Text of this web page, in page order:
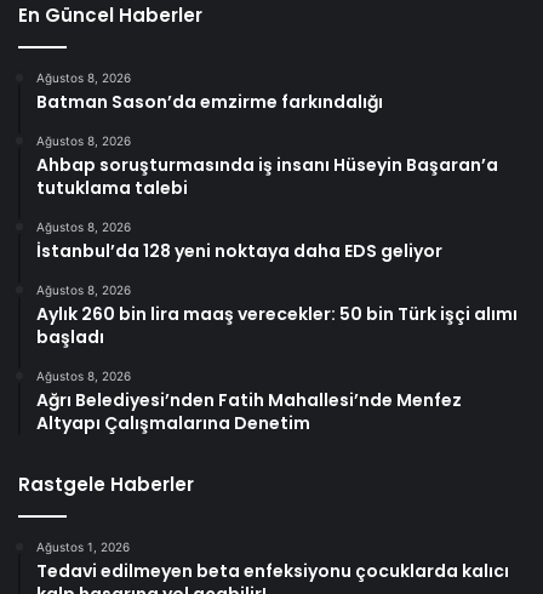
En Güncel Haberler
Ağustos 8, 2026
Batman Sason’da emzirme farkındalığı
Ağustos 8, 2026
Ahbap soruşturmasında iş insanı Hüseyin Başaran’a
tutuklama talebi
Ağustos 8, 2026
İstanbul’da 128 yeni noktaya daha EDS geliyor
Ağustos 8, 2026
Aylık 260 bin lira maaş verecekler: 50 bin Türk işçi alımı
başladı
Ağustos 8, 2026
Ağrı Belediyesi’nden Fatih Mahallesi’nde Menfez
Altyapı Çalışmalarına Denetim
Rastgele Haberler
Ağustos 1, 2026
Tedavi edilmeyen beta enfeksiyonu çocuklarda kalıcı